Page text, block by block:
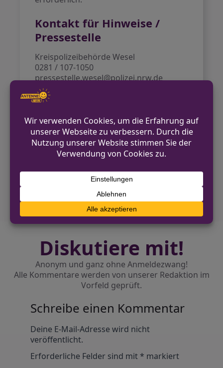
Kontakt für Hinweise /
Pressestelle
Kreispolizeibehörde Wesel
0281 / 107-1050
pressestelle.wesel@polizei.nrw.de
https://wesel.polizei.nrw/
VORHERIGER BEITRAG
Fahrradunfall in Hattingen: Frau schwer
verletzt bei Betrunkenheitsfahrt
NÄCHSTER BEITRAG
Diskutiere mit!
Anonym und ganz ohne Anmeldezwang!
Alle Kommentare werden von unserer Redaktion im
Vorfeld geprüft.
Schreibe einen Kommentar
Deine E-Mail-Adresse wird nicht
veröffentlicht.
Erforderliche Felder sind mit* markiert